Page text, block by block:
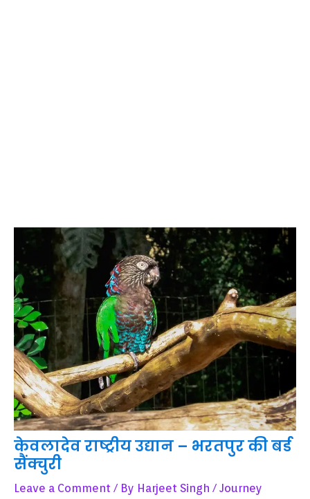
केवलादेव राष्ट्रीय उद्यान – भरतपुर की बर्ड
सैंक्चुरी
Leave a Comment / By Harjeet Singh / Journey